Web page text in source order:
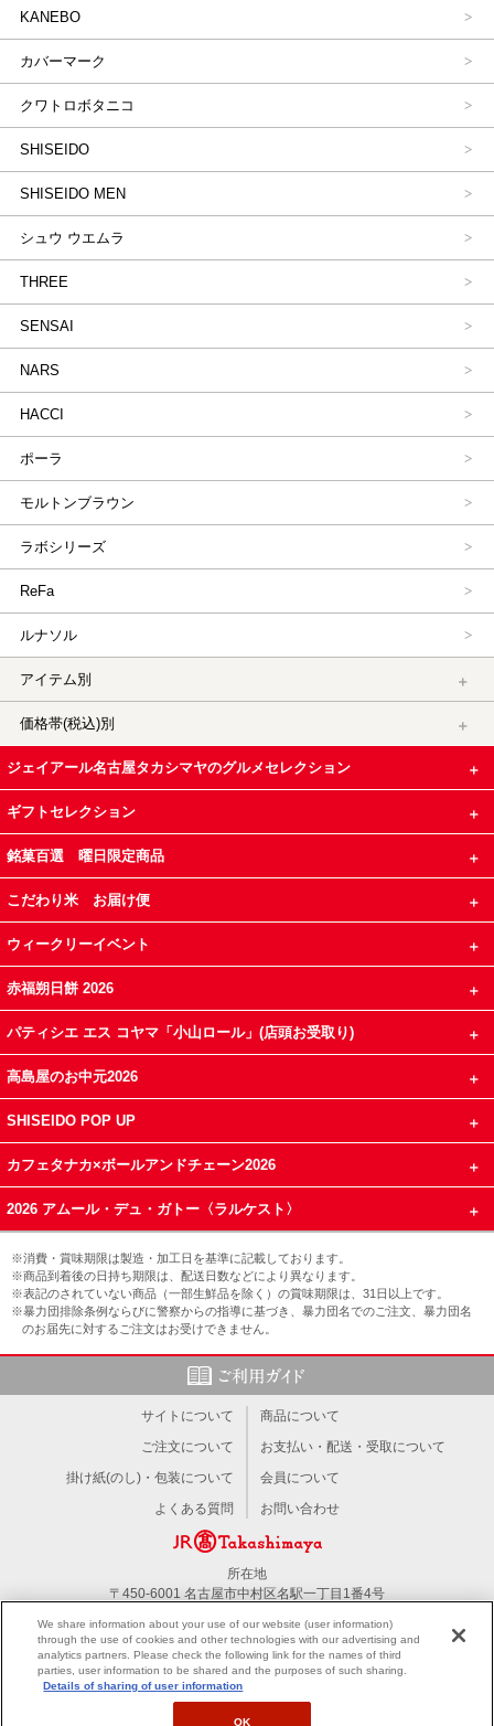
KANEBO
カバーマーク
クワトロボタニコ
SHISEIDO
SHISEIDO MEN
シュウ ウエムラ
THREE
SENSAI
NARS
HACCI
ポーラ
モルトンブラウン
ラボシリーズ
ReFa
ルナソル
アイテム別
価格帯(税込)別
ジェイアール名古屋タカシマヤのグルメセレクション
ギフトセレクション
銘菓百選 曜日限定商品
こだわり米 お届け便
ウィークリーイベント
赤福朔日餅 2026
パティシエ エス コヤマ「小山ロール」(店頭お受取り)
高島屋のお中元2026
SHISEIDO POP UP
カフェタナカ×ボールアンドチェーン2026
2026 アムール・デュ・ガトー〈ラルケスト〉
※消費・賞味期限は製造・加工日を基準に記載しております。
※商品到着後の日持ち期限は、配送日数などにより異なります。
※表記のされていない商品（一部生鮮品を除く）の賞味期限は、31日以上です。
※暴力団排除条例ならびに警察からの指導に基づき、暴力団名でのご注文、暴力団名
のお届先に対するご注文はお受けできません。
サイトについて
商品について
ご注文について
お支払い・配送・受取について
掛け紙(のし)・包装について
会員について
よくある質問
お問い合わせ
所在地
〒450-6001 名古屋市中村区名駅一丁目1番4号
PC版を見る
We share information about your use of our website (user information)
through the use of cookies and other technologies with our advertising and
analytics partners. Please check the following link for the names of third
parties, user information to be shared and the purposes of such sharing.
Details of sharing of user information
OK